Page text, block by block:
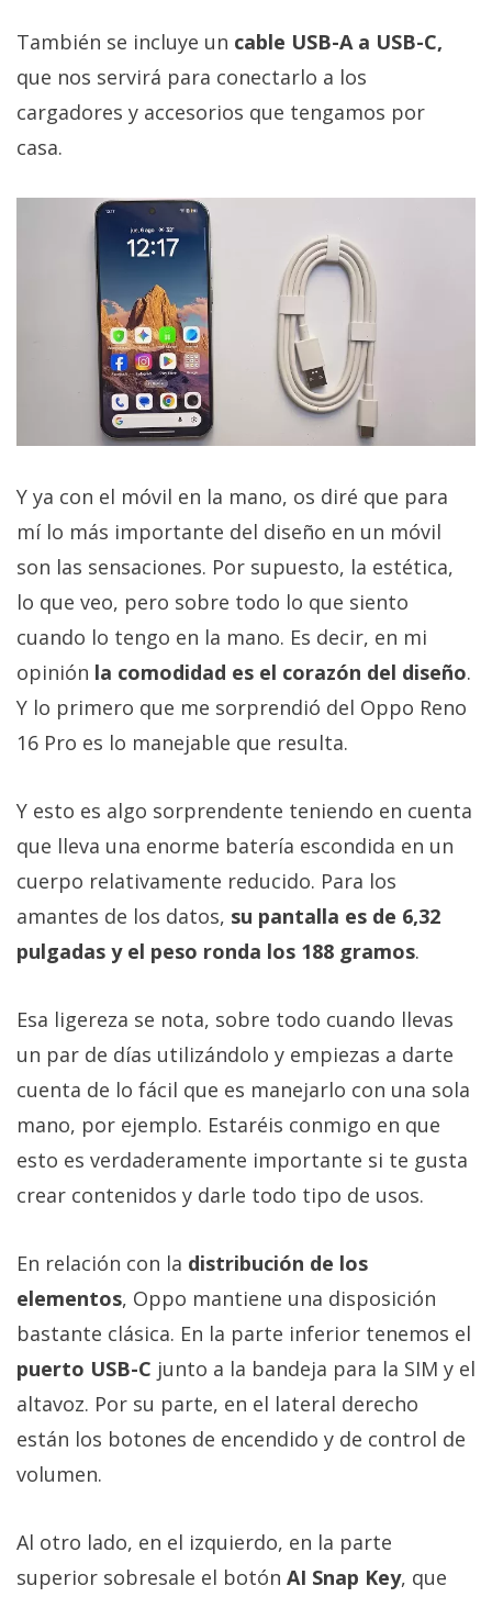
También se incluye un cable USB-A a USB-C,
que nos servirá para conectarlo a los
cargadores y accesorios que tengamos por
casa.
Y ya con el móvil en la mano, os diré que para
mí lo más importante del diseño en un móvil
son las sensaciones. Por supuesto, la estética,
lo que veo, pero sobre todo lo que siento
cuando lo tengo en la mano. Es decir, en mi
opinión la comodidad es el corazón del diseño.
Y lo primero que me sorprendió del Oppo Reno
16 Pro es lo manejable que resulta.
Y esto es algo sorprendente teniendo en cuenta
que lleva una enorme batería escondida en un
cuerpo relativamente reducido. Para los
amantes de los datos, su pantalla es de 6,32
pulgadas y el peso ronda los 188 gramos.
Esa ligereza se nota, sobre todo cuando llevas
un par de días utilizándolo y empiezas a darte
cuenta de lo fácil que es manejarlo con una sola
mano, por ejemplo. Estaréis conmigo en que
esto es verdaderamente importante si te gusta
crear contenidos y darle todo tipo de usos.
En relación con la distribución de los
elementos, Oppo mantiene una disposición
bastante clásica. En la parte inferior tenemos el
puerto USB-C junto a la bandeja para la SIM y el
altavoz. Por su parte, en el lateral derecho
están los botones de encendido y de control de
volumen.
Al otro lado, en el izquierdo, en la parte
superior sobresale el botón AI Snap Key, que